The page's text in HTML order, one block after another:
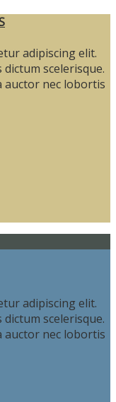
adipiscing elit.
scelerisque.
auctor nec lobortis
adipiscing elit.
scelerisque.
auctor nec lobortis